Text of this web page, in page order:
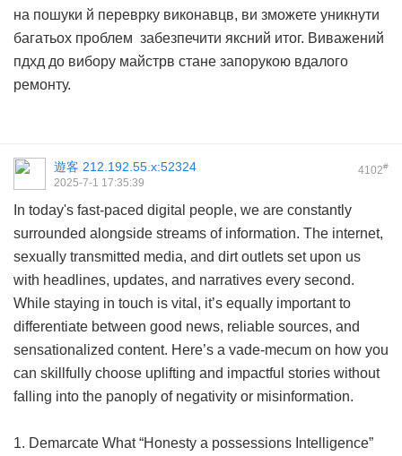
на пошуки й переврку виконавцв, ви зможете уникнути
багатьох проблем забезпечити яксний итог. Виважений
пдхд до вибору майстрв стане запорукою вдалого
ремонту.
4102#
遊客 212.192.55.x:52324
2025-7-1 17:35:39
In today's fast-paced digital people, we are constantly
surrounded alongside streams of information. The internet,
sexually transmitted media, and dirt outlets set upon us
with headlines, updates, and narratives every second.
While staying in touch is vital, it’s equally important to
differentiate between good news, reliable sources, and
sensationalized content. Here’s a vade-mecum on how you
can skillfully choose uplifting and impactful stories without
falling into the panoply of negativity or misinformation.
1. Demarcate What “Honesty a possessions Intelligence”